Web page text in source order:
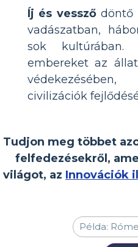
Íj és vessződöntő
vadászatban,
sok
embereket az
civilizációk
Tudjon meg többet
felfedezésekről,
világot, az Innovációk